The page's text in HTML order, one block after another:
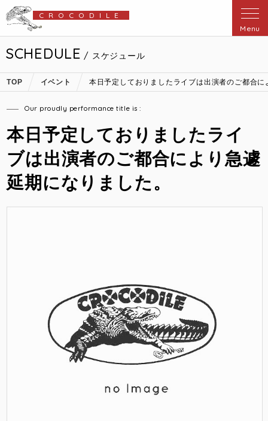
CROCODILE
Menu
SCHEDULE / スケジュール
TOP イベント 本日予定しておりましたライブは出演者のご都合
Our proudly performance title is :
本日予定しておりましたライ
ブは出演者のご都合により急遽
延期になりました。